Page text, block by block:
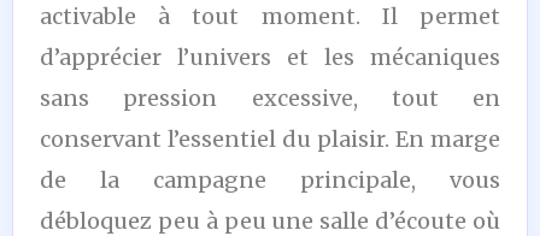
activable à tout moment. Il permet
d’apprécier l’univers et les mécaniques
sans pression excessive, tout en
conservant l’essentiel du plaisir. En marge
de la campagne principale, vous
débloquez peu à peu une salle d’écoute où